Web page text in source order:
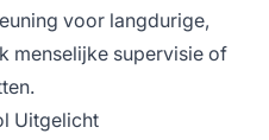
voor langdurige,
menselijke supervisie of
Uitgelicht